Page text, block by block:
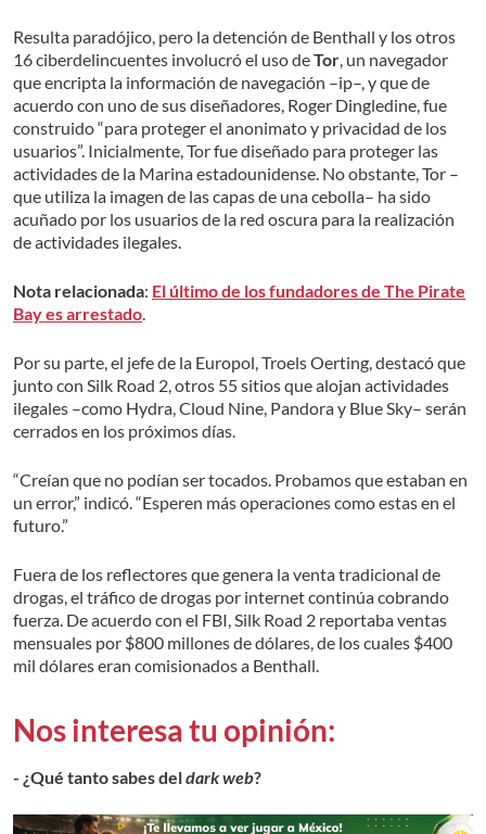
Resulta paradójico, pero la detención de Benthall y los otros
16 ciberdelincuentes involucró el uso deTor, un navegador
que encripta la información de navegación –ip–, y que de
acuerdo con uno de sus diseñadores, Roger Dingledine, fue
construido “para proteger el anonimato y privacidad de los
usuarios”. Inicialmente, Tor fue diseñado para proteger las
actividades de la Marina estadounidense. No obstante, Tor –
que utiliza la imagen de las capas de una cebolla– ha sido
acuñado por los usuarios de la red oscura para la realización
de actividades ilegales.
Nota relacionada: El último de los fundadores de The Pirate
Bay es arrestado.
Por su parte, el jefe de la Europol, Troels Oerting, destacó que
junto con Silk Road 2, otros 55 sitios que alojan actividades
ilegales –como Hydra, Cloud Nine, Pandora y Blue Sky– serán
cerrados en los próximos días.
“Creían que no podían ser tocados. Probamos que estaban en
un error,” indicó. “Esperen más operaciones como estas en el
futuro.”
Fuera de los reflectores que genera la venta tradicional de
drogas, el tráfico de drogas por internet continúa cobrando
fuerza. De acuerdo con el FBI, Silk Road 2 reportaba ventas
mensuales por $800 millones de dólares, de los cuales $400
mil dólares eran comisionados a Benthall.
Nos interesa tu opinión:
- ¿Qué tanto sabes deldark web?